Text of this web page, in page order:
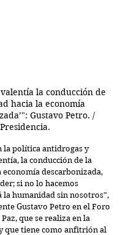
la conducción de
hacia la economía
Gustavo Petro. /
Presidencia.
la política antidrogas y
la conducción de la
economía descarbonizada,
si no lo hacemos
la humanidad sin nosotros”,
Gustavo Petro en el Foro
que se realiza en la
que tiene como anfitrión al